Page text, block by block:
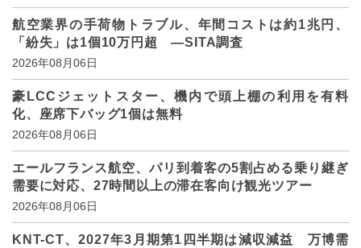
航空業界の手荷物トラブル、年間コストは約1兆円、
「紛失」は1個10万円超 ―SITA調査
2026年08月06日
豪LCCジェットスター、機内で頭上棚の利用を有料
化、座席下バッグ1個は無料
2026年08月06日
エールフランス航空、パリ到着客の5割占める乗り継ぎ
需要に対応、27時間以上の滞在客向け観光ツアー
2026年08月06日
KNT-CT、2027年3月期第1四半期は減収減益 万博需